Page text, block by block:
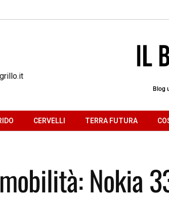
Blog
CERVELLI TERRA FUTURA
Nokia